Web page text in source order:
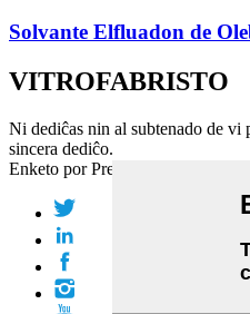
Solvante Elfluadon de
VITROFABRISTO
Ni dediĉas nin al subtenado de vi
sincera dediĉo.
Enketo por Prezolisto